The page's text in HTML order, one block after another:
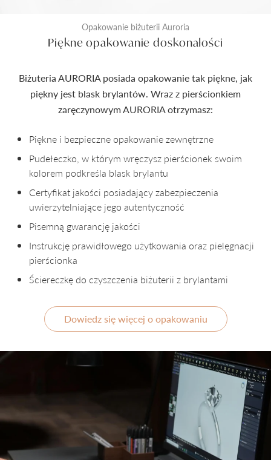
Opakowanie biżuterii Auroria
Piękne opakowanie doskonałości
Biżuteria AURORIA posiada opakowanie tak piękne, jak
piękny jest blask brylantów. Wraz z pierścionkiem
zaręczynowym AURORIA otrzymasz:
Piękne i bezpieczne opakowanie zewnętrzne
Pudełeczko, w którym wręczysz pierścionek swoim
kolorem podkreśla blask brylantu
Certyfikat jakości posiadający zabezpieczenia
uwierzytelniające jego autentyczność
Pisemną gwarancję jakości
Instrukcję prawidłowego użytkowania oraz pielęgnacji
pierścionka
Ściereczkę do czyszczenia biżuterii z brylantami
Dowiedz się więcej o opakowaniu